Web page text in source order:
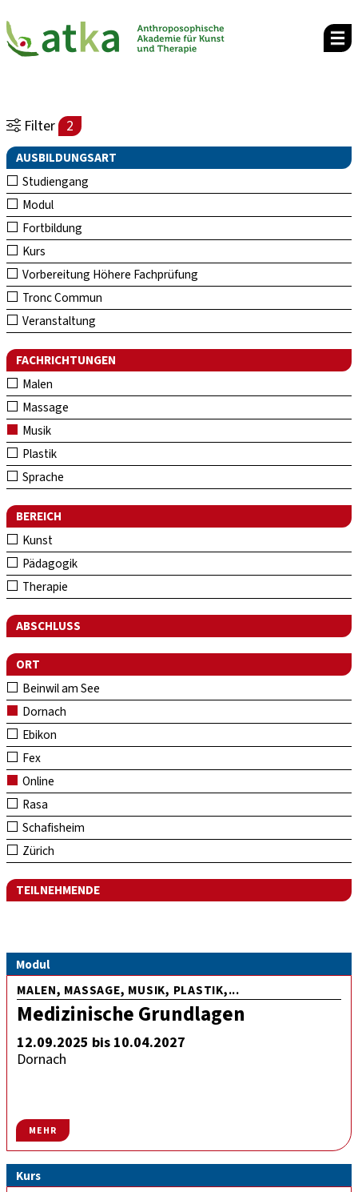
Filter 2
AUSBILDUNGSART
Studiengang
Modul
Fortbildung
Kurs
Vorbereitung Höhere Fachprüfung
Tronc Commun
Veranstaltung
FACHRICHTUNGEN
Malen
Massage
Musik
Plastik
Sprache
BEREICH
Kunst
Pädagogik
Therapie
ABSCHLUSS
ORT
Beinwil am See
Dornach
Ebikon
Fex
Online
Rasa
Schafisheim
Zürich
TEILNEHMENDE
Modul
MALEN, MASSAGE, MUSIK, PLASTIK,...
Medizinische Grundlagen
12.09.2025 bis 10.04.2027
Dornach
MEHR
Kurs